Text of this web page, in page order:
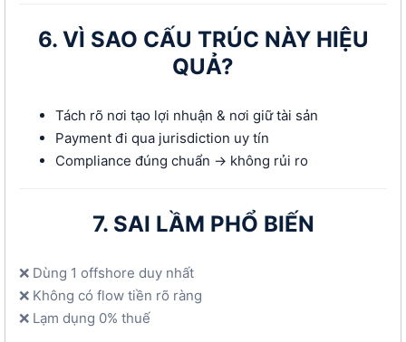
6. VÌ SAO CẤU TRÚC NÀY HIỆU
QUẢ?
Tách rõ nơi tạo lợi nhuận & nơi giữ tài sản
Payment đi qua jurisdiction uy tín
Compliance đúng chuẩn → không rủi ro
7. SAI LẦM PHỔ BIẾN
❌ Dùng 1 offshore duy nhất
❌ Không có flow tiền rõ ràng
❌ Lạm dụng 0% thuế